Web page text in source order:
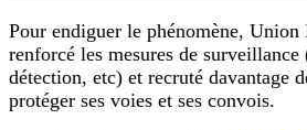
Pour endiguer le phénomène,
renforcé les mesures de surveillance
détection, etc) et recruté davantage
protéger ses voies et ses convois.